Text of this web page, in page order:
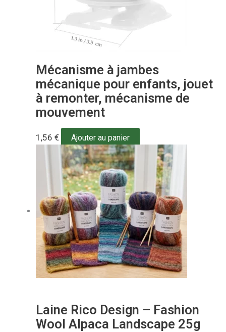
Mécanisme à jambes
mécanique pour enfants, jouet
à remonter, mécanisme de
mouvement
1,56 € Ajouter au panier
Laine Rico Design – Fashion
Wool Alpaca Landscape 25g